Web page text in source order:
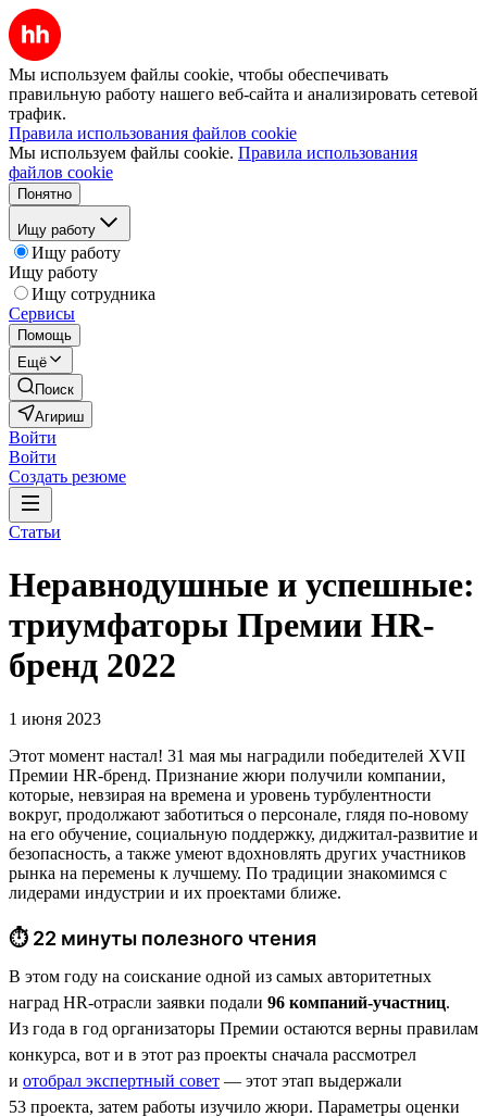
Мы используем файлы cookie, чтобы обеспечивать
правильную работу нашего веб-сайта и анализировать сетевой
трафик.
Правила использования файлов cookie
Мы используем файлы cookie. Правила использования
файлов cookie
Понятно
Ищу работу
Ищу работу
Ищу работу
Ищу сотрудника
Сервисы
Помощь
Ещё
Поиск
Агириш
Войти
Войти
Создать резюме
Статьи
Неравнодушные и успешные:
триумфаторы Премии HR-
бренд 2022
1 июня 2023
Этот момент настал! 31 мая мы наградили победителей XVII
Премии HR-бренд. Признание жюри получили компании,
которые, невзирая на времена и уровень турбулентности
вокруг, продолжают заботиться о персонале, глядя по-новому
на его обучение, социальную поддержку, диджитал-развитие и
безопасность, а также умеют вдохновлять других участников
рынка на перемены к лучшему. По традиции знакомимся с
лидерами индустрии и их проектами ближе.
⏱ 22 минуты полезного чтения
В этом году на соискание одной из самых авторитетных
наград HR-отрасли заявки подали 96 компаний-участниц.
Из года в год организаторы Премии остаются верны правилам
конкурса, вот и в этот раз проекты сначала рассмотрел
и отобрал экспертный совет — этот этап выдержали
53 проекта, затем работы изучило жюри. Параметры оценки